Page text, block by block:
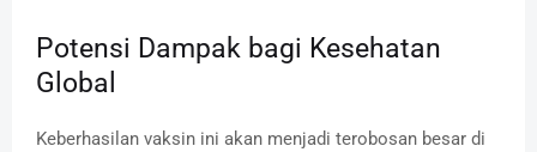
Potensi Dampak bagi Kesehatan
Global
Keberhasilan vaksin ini akan menjadi terobosan besar di